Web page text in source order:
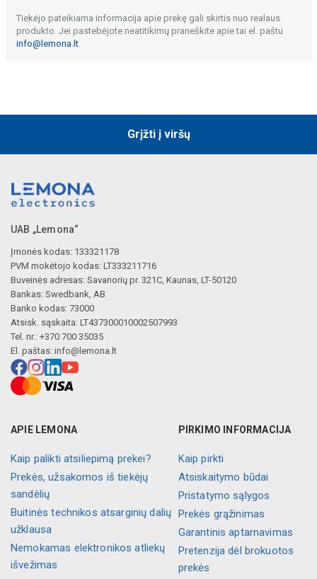
Tiekėjo pateikiama informacija apie prekę gali skirtis nuo realaus
produkto. Jei pastebėjote neatitikimų praneškite apie tai el. paštu
info@lemona.lt.
Grįžti į viršų
UAB „Lemona“
Įmonės kodas: 133321178
PVM mokėtojo kodas: LT333211716
Buveinės adresas: Savanorių pr. 321C, Kaunas, LT-50120
Bankas: Swedbank, AB
Banko kodas: 73000
Atsisk. sąskaita: LT437300010002507993
Tel. nr.: +370 700 35035
El. paštas: info@lemona.lt
APIE LEMONA
Kaip palikti atsiliepimą prekei?
Prekės, užsakomos iš tiekėjų
sandėlių
Buitinės technikos atsarginių dalių
užklausa
Nemokamas elektronikos atliekų
išvežimas
PIRKIMO INFORMACIJA
Kaip pirkti
Atsiskaitymo būdai
Pristatymo sąlygos
Prekės grąžinimas
Garantinis aptarnavimas
Pretenzija dėl brokuotos
prekės